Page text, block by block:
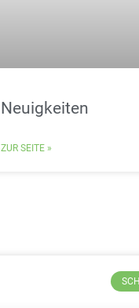
Neuigkeiten
ZUR SEITE »